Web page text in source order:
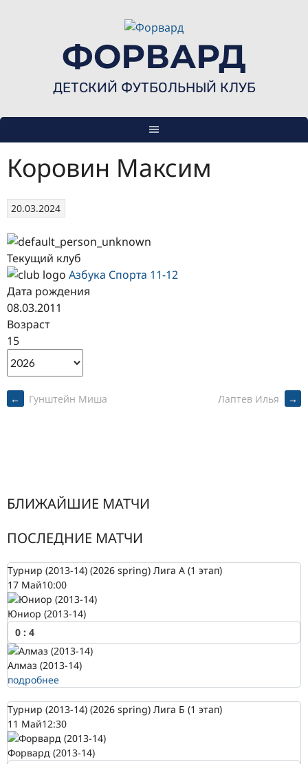
ФОРВАРД
ДЕТСКИЙ ФУТБОЛЬНЫЙ КЛУБ
Коровин Максим
20.03.2024
Текущий клуб
Азбука Спорта 11-12
Дата рождения
08.03.2011
Возраст
15
POST
← Гунштейн Миша Лаптев Илья →
БЛИЖАЙШИЕ МАТЧИ
ПОСЛЕДНИЕ МАТЧИ
Турнир (2013-14) (2026 spring) Лига А (1 этап)
17 Май10:00
Юниор (2013-14)
0 : 4
Алмаз (2013-14)
подробнее
Турнир (2013-14) (2026 spring) Лига Б (1 этап)
11 Май12:30
Форвард (2013-14)